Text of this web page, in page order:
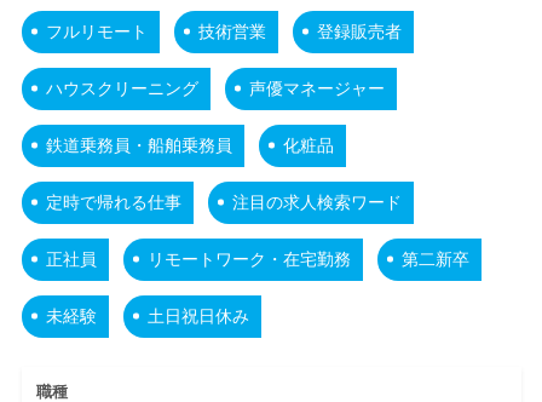
フルリモート 技術営業 登録販売者
ハウスクリーニング 声優マネージャー
鉄道乗務員・船舶乗務員 化粧品
定時で帰れる仕事 注目の求人検索ワード
正社員 リモートワーク・在宅勤務 第二新卒
未経験 土日祝日休み
職種